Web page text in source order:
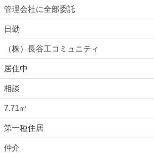
管理会社に全部委託
日勤
（株）長谷工コミュニティ
居住中
相談
7.71㎡
第一種住居
仲介